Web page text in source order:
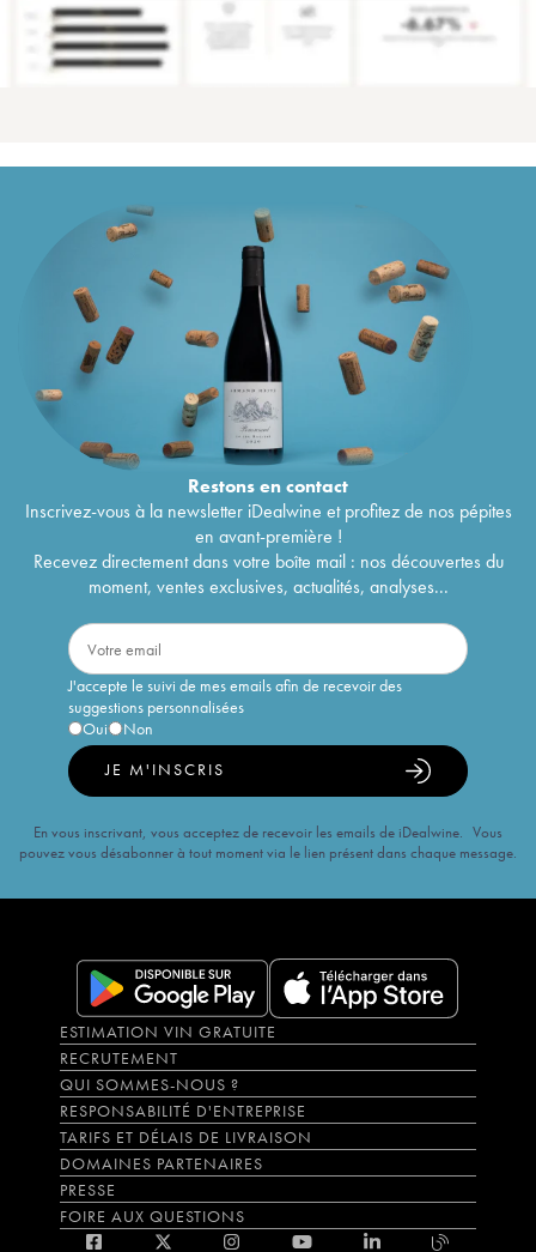
Restons encontact
Inscrivez-vous à la newsletter iDealwine et profitez de nos pépites
en avant-première !
Recevez directement dans votre boîte mail : nos découvertes du
moment, ventes exclusives, actualités, analyses...
J'accepte le suivi de mes emails afin de recevoir des
suggestions personnalisées
Oui
Non
JE M'INSCRIS
En vous inscrivant, vous acceptez de recevoir les emails de iDealwine. Vous
pouvez vous désabonner à tout moment via le lien présent dans chaque message.
ESTIMATION VIN GRATUITE
RECRUTEMENT
QUI SOMMES-NOUS ?
RESPONSABILITÉ D'ENTREPRISE
TARIFS ET DÉLAIS DE LIVRAISON
DOMAINES PARTENAIRES
PRESSE
FOIRE AUX QUESTIONS